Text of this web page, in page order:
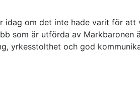
idag om det inte hade varit för att
som är utförda av Markbaronen
yrkesstolthet och god